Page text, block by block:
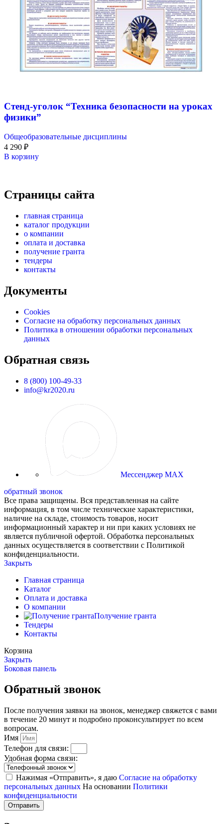
Стенд-уголок “Техника безопасности на уроках
физики”
Общеобразовательные дисциплины
4 290 ₽
В корзину
Страницы сайта
главная страница
каталог продукции
о компании
оплата и доставка
получение гранта
тендеры
контакты
Документы
Cookies
Согласие на обработку персональных данных
Политика в отношении обработки персональных
данных
Обратная связь
8 (800) 100-49-33
info@kr2020.ru
Мессенджер MAX
обратный звонок
Все права защищены. Вся представленная на сайте
информация, в том числе технические характеристики,
наличие на складе, стоимость товаров, носит
информационный характер и ни при каких условиях не
является публичной офертой. Обработка персональных
данных осуществляется в соответствии с Политикой
конфиденциальности.
Закрыть
Главная страница
Каталог
Оплата и доставка
О компании
Получение гранта
Тендеры
Контакты
Корзина
Закрыть
Боковая панель
Обратный звонок
После получения заявки на звонок, менеджер свяжется с вами
в течение 20 минут и подробно проконсультирует по всем
вопросам.
Имя
Телефон для связи:
Удобная форма связи:
Нажимая «Отправить», я даю Согласие на обработку
персональных данных На основании Политики
конфиденциальности
Отправить